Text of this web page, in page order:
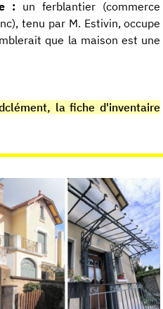
: un ferblantier (commerce
tenu par M. Estivin, occupe
que la maison est une
la fiche d'inventaire